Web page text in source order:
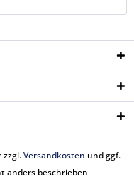
zzgl.Versandkosten und ggf.
anders beschrieben